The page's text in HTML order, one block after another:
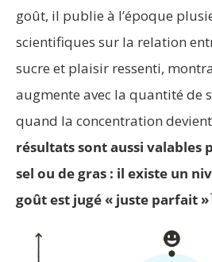
goût, il publie à l’époque
scientifiques sur la relation
sucre et plaisir ressenti,
augmente avec la quantité de
quand la concentration
résultats sont aussi valables
sel ou de gras : il existe un
goût est jugé « juste parfait »